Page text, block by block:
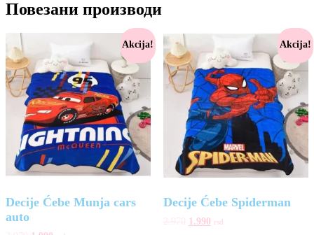
Повезани производи
Akcija!
Decije Ćebe Munja cars
auto
Akcija!
Decije Ćebe Spiderman
1.990 rsd